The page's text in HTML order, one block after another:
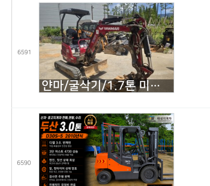
6591
얀마/굴삭기/1.7톤 미니굴삭기/VIO17 코끼리/2022년식
6590